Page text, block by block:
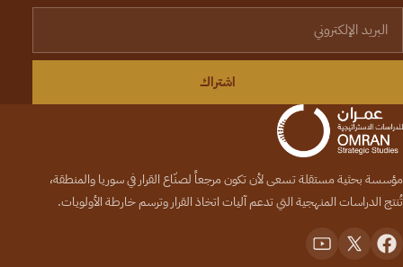
اشتراك
مؤسسة بحثية مستقلة تسعى لأن تكون مرجعاً لصنّاع القرار في سوريا والمنطقة،
تُنتج الدراسات المنهجية التي تدعم آليات اتخاذ القرار وترسم خارطة الأولويات.